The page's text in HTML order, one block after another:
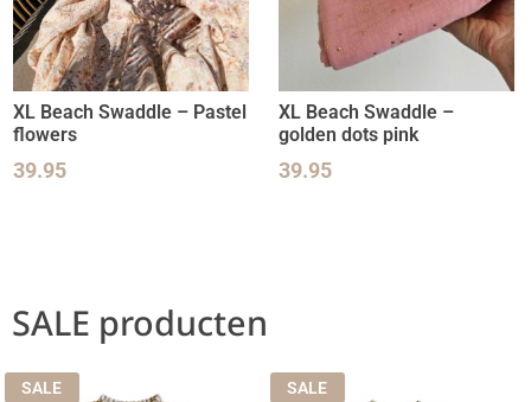
XL Beach Swaddle – Pastel
flowers
39.95
XL Beach Swaddle –
golden dots pink
39.95
SALE producten
SALE SALE